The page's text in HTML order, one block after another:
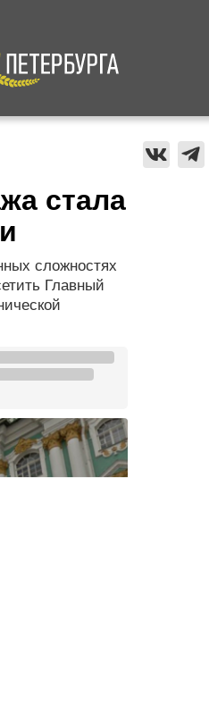
Происшествия
стала
сложностях
Главный